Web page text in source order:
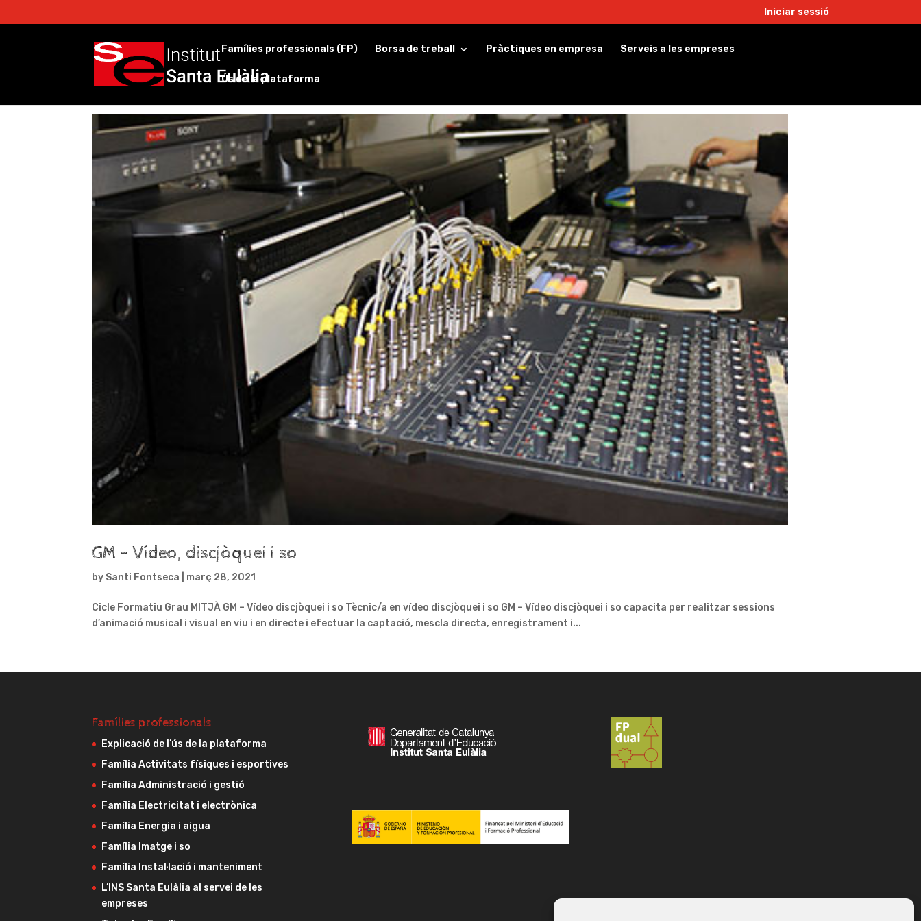
Iniciar sessió
Famílies professionals (FP) Borsa de treball Pràctiques en empresa Serveis a les empreses
Ús de la plataforma
GM – Vídeo, discjòquei i so
by Santi Fontseca març 28, 2021
Cicle Formatiu Grau MITJÀ GM – Vídeo discjòquei i so Tècnic/a en vídeo discjòquei i so GM – Vídeo discjòquei i so capacita per realitzar sessions
d’animació musical i visual en viu i en directe i efectuar la captació, mescla directa, enregistrament i...
Famílies professionals
Explicació de l’ús de la plataforma
Família Activitats físiques i esportives
Família Administració i gestió
Família Electricitat i electrònica
Família Energia i aigua
Família Imatge i so
Família Instal·lació i manteniment
L’INS Santa Eulàlia al servei de les
empreses